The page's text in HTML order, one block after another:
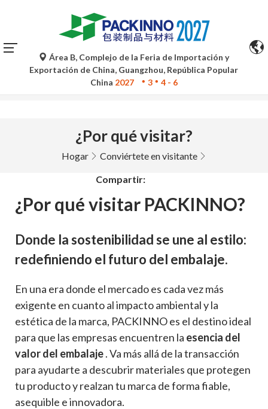
Las traducciones automáticas de Google Translate son
solo de referencia y pueden contener imprecisiones. Para
cualquier duda, consulte la versión original.
Área B, Complejo de la Feria de Importación y
Exportación de China, Guangzhou, República Popular
China 2027 3 4 - 6
¿Por qué visitar?
Hogar Conviértete en visitante
Compartir:
¿Por qué visitar PACKINNO?
Donde la sostenibilidad se une al estilo:
redefiniendo el futuro del embalaje.
En una era donde el mercado es cada vez más
exigente en cuanto al impacto ambiental y la
estética de la marca, PACKINNO es el destino ideal
para que las empresas encuentren la esencia del
valor del embalaje. Va más allá de la transacción
para ayudarte a descubrir materiales que protegen
tu producto y realzan tu marca de forma fiable,
asequible e innovadora.